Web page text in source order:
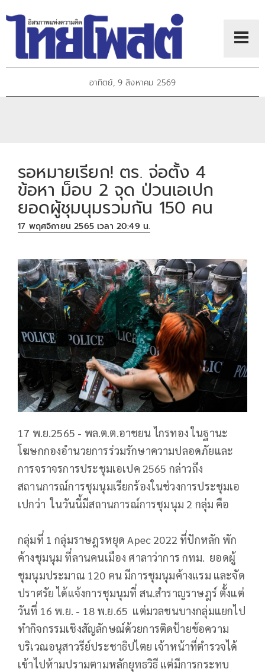
อาทิตย์, 9 สิงหาคม 2569
รอหมายเรียก! ตร. จ่อตั้ง 4
ข้อหา ม็อบ 2 จุด ป่วนเอเปก
ยอดผู้ชุมนุมรวมกัน 150 คน
17 พฤศจิกายน 2565 เวลา 20:49 น.
17 พ.ย.2565 - พล.ต.ต.อาชยน ไกรทอง ในฐานะ
โฆษกกองอำนวยการร่วมรักษาความปลอดภัยและ
การจราจรการประชุมเอเปค 2565 กล่าวถึง
สถานการณ์การชุมนุมเรียกร้องในช่วงการประชุมเอ
เปกว่า ในวันนี้มีสถานการณ์การชุมนุม 2 กลุ่ม คือ
กลุ่มที่ 1 กลุ่มราษฎรหยุด Apec 2022 ที่ปักหลัก พัก
ค้างชุมนุม ที่ลานคนเมือง ศาลาว่าการ กทม. ยอดผู้
ชุมนุมประมาณ 120 คน มีการชุมนุมค้างแรม และจัด
ปราศรัย ได้แจ้งการชุมนุมที่ สน.สำราญราษฎร์ ตั้งแต่
วันที่ 16 พ.ย. - 18 พ.ย.65 แต่มวลชนบางกลุ่มแยกไป
ทำกิจกรรมเชิงสัญลักษณ์ด้วยการติดป้ายข้อความ
บริเวณอนุสาวรีย์ประชาธิปไตย เจ้าหน้าที่ตำรวจได้
เข้าไปห้ามปรามตามหลักยุทธวิธี แต่มีการกระทบ